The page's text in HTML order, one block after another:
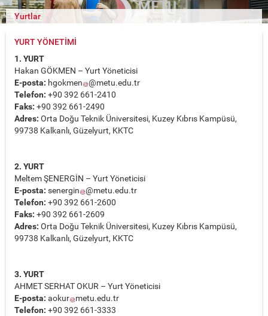
Yurtlar
YURT YÖNETİMİ
1. YURT
Hakan GÖKMEN – Yurt Yöneticisi
E-posta: hgokmen
@metu.edu.tr
Telefon: +90 392 661-2410
Faks: +90 392 661-2490
Adres: Orta Doğu Teknik Üniversitesi, Kuzey Kıbrıs Kampüsü,
99738 Kalkanlı, Güzelyurt, KKTC
2. YURT
Meltem ŞENERGİN – Yurt Yöneticisi
E-posta: senergin
@metu.edu.tr
Telefon: +90 392 661-2600
Faks: +90 392 661-2609
Adres: Orta Doğu Teknik Üniversitesi, Kuzey Kıbrıs Kampüsü,
99738 Kalkanlı, Güzelyurt, KKTC
3. YURT
AHMET SERHAT OKUR – Yurt Yöneticisi
E-posta: aokur
metu.edu.tr
Telefon: +90 392 661-3333